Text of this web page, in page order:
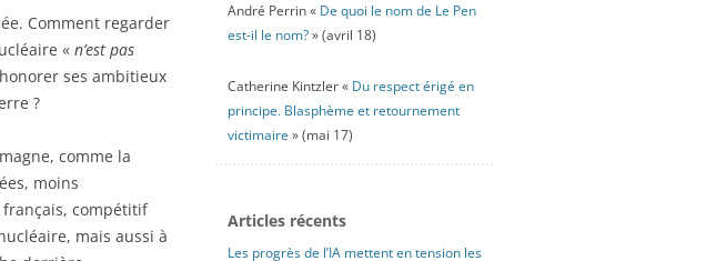
Comment regarder
« n’est pas
ses ambitieux
?
comme la
moins
français, compétitif
mais aussi à
André Perrin « De quoi le nom de Le Pen
est-il le nom?» (avril 18)
Catherine Kintzler « Du respect érigé en
principe. Blasphème et retournement
victimaire » (mai 17)
Articles récents
Les progrès de l’IA mettent en tension les